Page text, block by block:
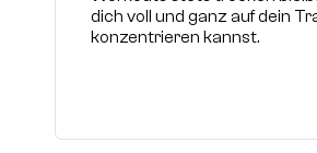
dich voll und ganz auf dein
konzentrieren kannst.